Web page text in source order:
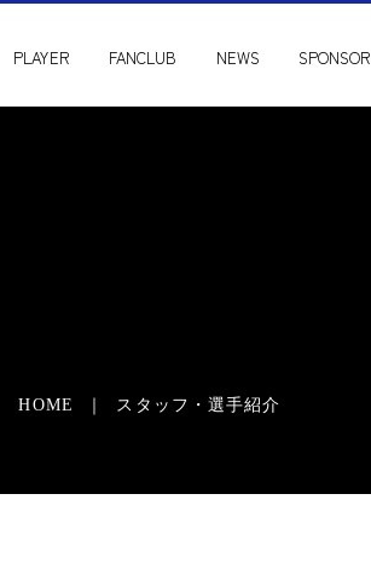
PLAYER FANCLUB NEWS SPONSOR
HOME ｜ スタッフ・選手紹介